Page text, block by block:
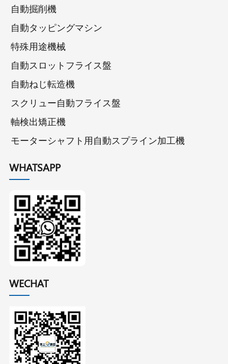
自動掘削機
自動タッピングマシン
特殊用途機械
自動スロットフライス盤
自動ねじ転造機
スクリュー自動フライス盤
軸検出矯正機
モーターシャフト用自動スプライン加工機
WHATSAPP
WECHAT